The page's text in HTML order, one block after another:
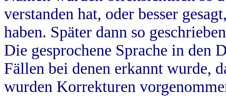
verstanden hat, oder besser
haben. Später dann so
Die gesprochene Sprache in
Fällen bei denen erkannt wurde,
wurden Korrekturen